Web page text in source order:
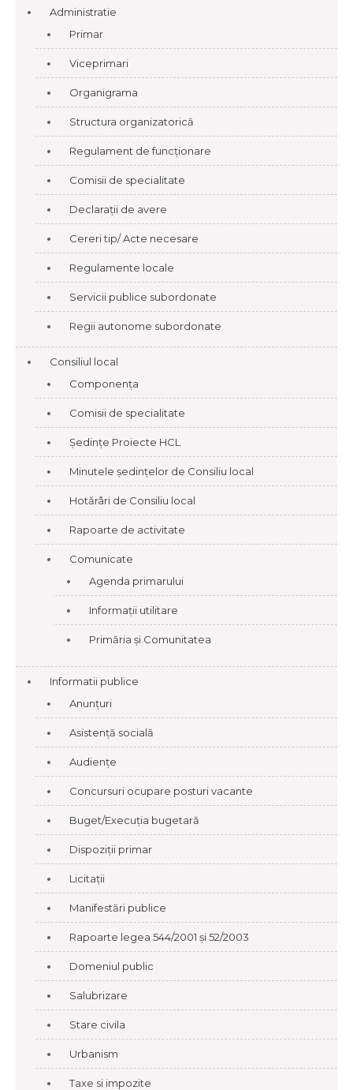
Administratie
Primar
Viceprimari
Organigrama
Structura organizatorică
Regulament de funcționare
Comisii de specialitate
Declarații de avere
Cereri tip/ Acte necesare
Regulamente locale
Servicii publice subordonate
Regii autonome subordonate
Consiliul local
Componența
Comisii de specialitate
Ședințe Proiecte HCL
Minutele ședințelor de Consiliu local
Hotărâri de Consiliu local
Rapoarte de activitate
Comunicate
Agenda primarului
Informații utilitare
Primăria și Comunitatea
Informatii publice
Anunțuri
Asistență socială
Audiențe
Concursuri ocupare posturi vacante
Buget/Execuția bugetară
Dispoziții primar
Licitații
Manifestări publice
Rapoarte legea 544/2001 și 52/2003
Domeniul public
Salubrizare
Stare civila
Urbanism
Taxe si impozite